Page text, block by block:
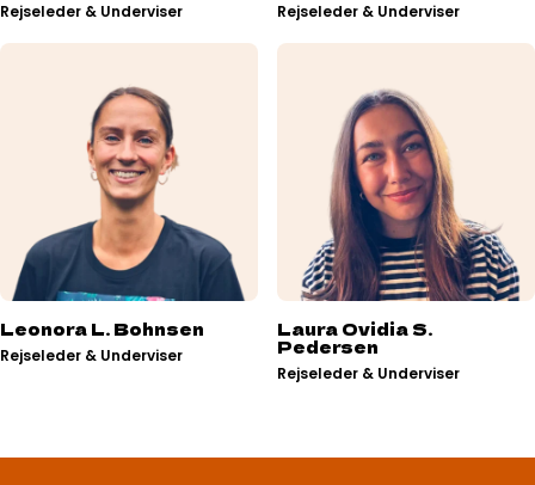
Rejseleder & Underviser Rejseleder & Underviser
Leonora L. Bohnsen
Rejseleder & Underviser
Laura Ovidia S.
Pedersen
Rejseleder & Underviser